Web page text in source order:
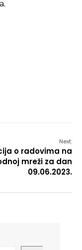
Next:
o radovima na
mreži za dan
09.06.2023.